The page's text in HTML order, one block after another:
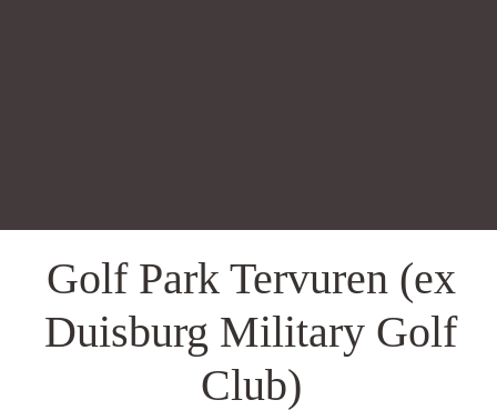
Golf Park Tervuren (ex
Duisburg Military Golf
Club)